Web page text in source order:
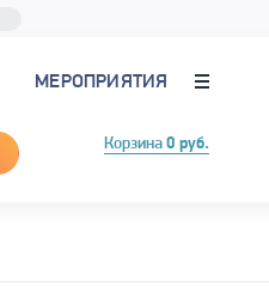
МЕРОПРИЯТИЯ
Корзина 0 руб.